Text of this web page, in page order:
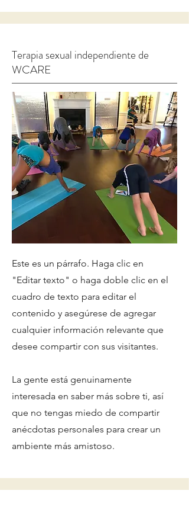
Terapia sexual independiente de
WCARE
Este es un párrafo. Haga clic en
"Editar texto" o haga doble clic en el
cuadro de texto para editar el
contenido y asegúrese de agregar
cualquier información relevante que
desee compartir con sus visitantes.
La gente está genuinamente
interesada en saber más sobre ti, así
que no tengas miedo de compartir
anécdotas personales para crear un
ambiente más amistoso.